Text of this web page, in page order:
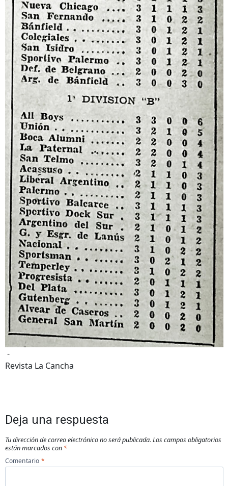
-
Revista La Cancha
Deja una respuesta
Tu dirección de correo electrónico no será publicada. Los campos obligatorios
están marcados con *
Comentario *